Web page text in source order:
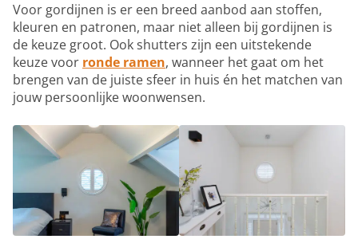
Voor gordijnen is er een breed aanbod aan stoffen,
kleuren en patronen, maar niet alleen bij gordijnen is
de keuze groot. Ook shutters zijn een uitstekende
keuze voor ronde ramen, wanneer het gaat om het
brengen van de juiste sfeer in huis én het matchen van
jouw persoonlijke woonwensen.